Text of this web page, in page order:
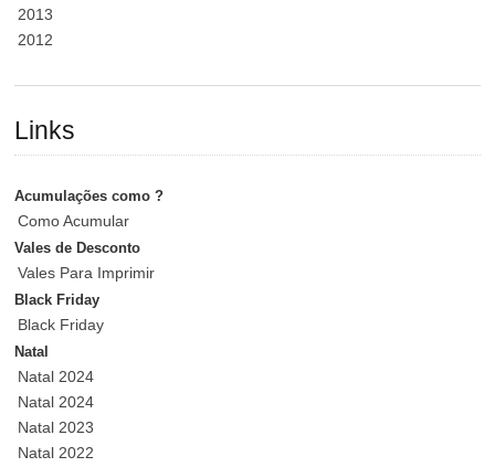
2013
2012
Links
Acumulações como ?
Como Acumular
Vales de Desconto
Vales Para Imprimir
Black Friday
Black Friday
Natal
Natal 2024
Natal 2024
Natal 2023
Natal 2022